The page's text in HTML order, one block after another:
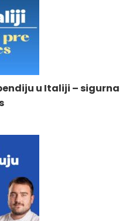
u Italiji – sigurna